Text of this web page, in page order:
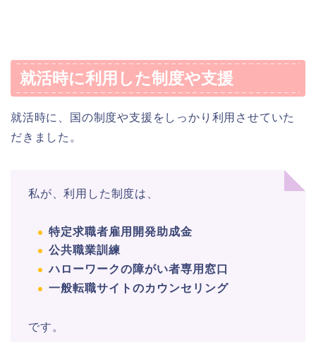
就活時に利用した制度や支援
就活時に、国の制度や支援をしっかり利用させていた
だきました。
私が、利用した制度は、
特定求職者雇用開発助成金
公共職業訓練
ハローワークの障がい者専用窓口
一般転職サイトのカウンセリング
です。